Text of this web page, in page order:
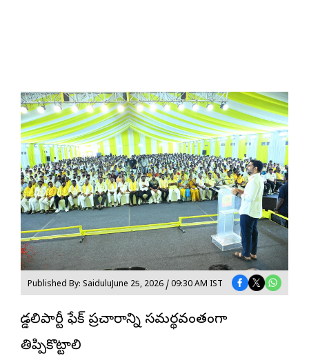
Published By: SaiduluJune 25, 2026 / 09:30 AM IST
గొడ్డలిపార్టీ ఫేక్ ప్రచారాన్ని సమర్థవంతంగా
తిప్పికొట్టాలి